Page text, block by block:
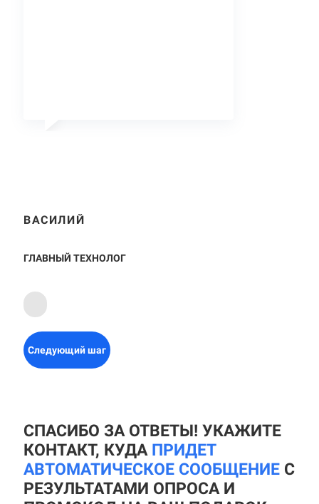
ВАСИЛИЙ
ГЛАВНЫЙ ТЕХНОЛОГ
Следующий шаг
СПАСИБО ЗА ОТВЕТЫ! УКАЖИТЕ
КОНТАКТ, КУДА ПРИДЕТ
АВТОМАТИЧЕСКОЕ СООБЩЕНИЕ С
РЕЗУЛЬТАТАМИ ОПРОСА И